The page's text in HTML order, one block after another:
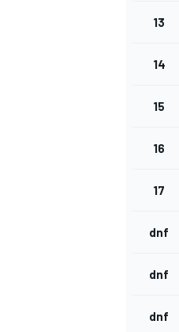
13
14
15
16
17
dnf
dnf
dnf